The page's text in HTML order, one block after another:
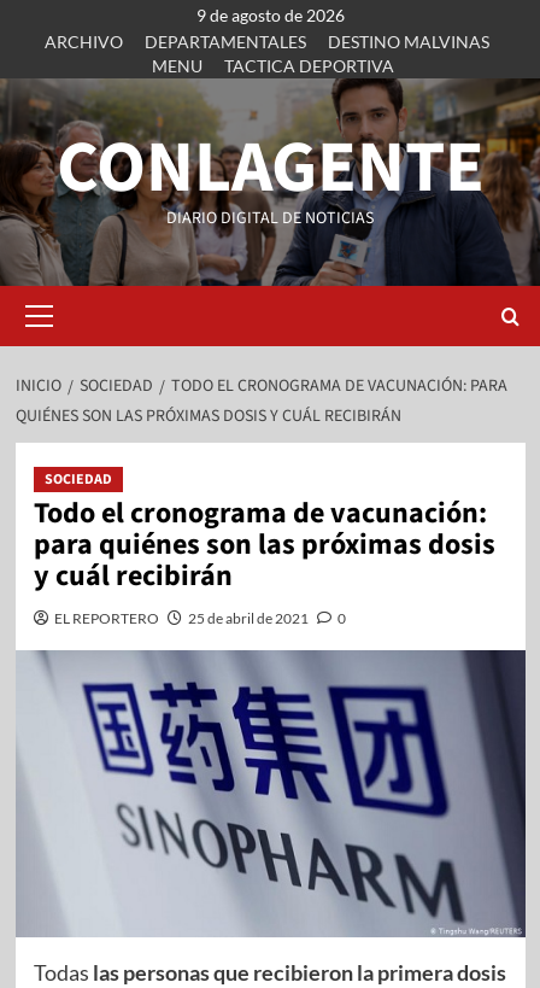
9 de agosto de 2026
ARCHIVO
DEPARTAMENTALES
DESTINO MALVINAS
MENU
TACTICA DEPORTIVA
CONLAGENTE
DIARIO DIGITAL DE NOTICIAS
INICIO SOCIEDAD
TODO EL CRONOGRAMA DE VACUNACIÓN: PARA
QUIÉNES SON LAS PRÓXIMAS DOSIS Y CUÁL RECIBIRÁN
SOCIEDAD
Todo el cronograma de vacunación:
para quiénes son las próximas dosis
y cuál recibirán
EL REPORTERO 25 de abril de 2021 0
Todas las personas que recibieron la primera dosis